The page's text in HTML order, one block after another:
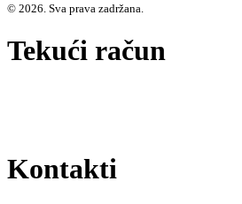
© 2026. Sva prava zadržana.
Tekući račun
Kontakti